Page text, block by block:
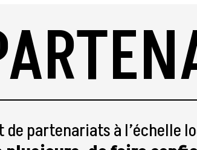
partenariats à l’échelle